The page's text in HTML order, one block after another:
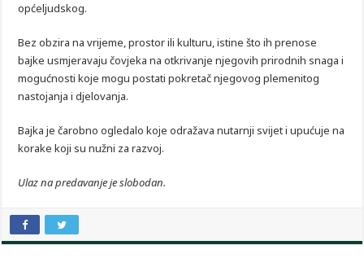
općeljudskog.
Bez obzira na vrijeme, prostor ili kulturu, istine što ih prenose
bajke usmjeravaju čovjeka na otkrivanje njegovih prirodnih snaga i
mogućnosti koje mogu postati pokretač njegovog plemenitog
nastojanja i djelovanja.
Bajka je čarobno ogledalo koje odražava nutarnji svijet i upućuje na
korake koji su nužni za razvoj.
Ulaz na predavanje je slobodan.